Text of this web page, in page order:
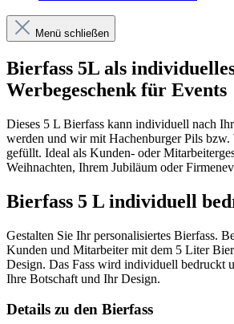
Menü schließen
Bierfass 5L als
Werbegeschenk für Events
Dieses 5 L Bierfass kann individuell nach
werden und wir mit Hachenburger Pils bzw.
gefüllt. Ideal als Kunden- oder
Weihnachten, Ihrem Jubiläum oder
Bierfass 5 L individuell
Gestalten Sie Ihr personalisiertes Bierfass.
Kunden und Mitarbeiter mit dem 5 Liter
Design. Das Fass wird individuell bedruckt
Ihre Botschaft und Ihr Design.
Details zu den Bierfass